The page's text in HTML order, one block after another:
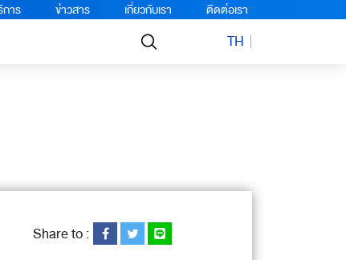
าร ข่าวสาร เกี่ยวกับเรา ติดต่อเรา
TH
Share to :